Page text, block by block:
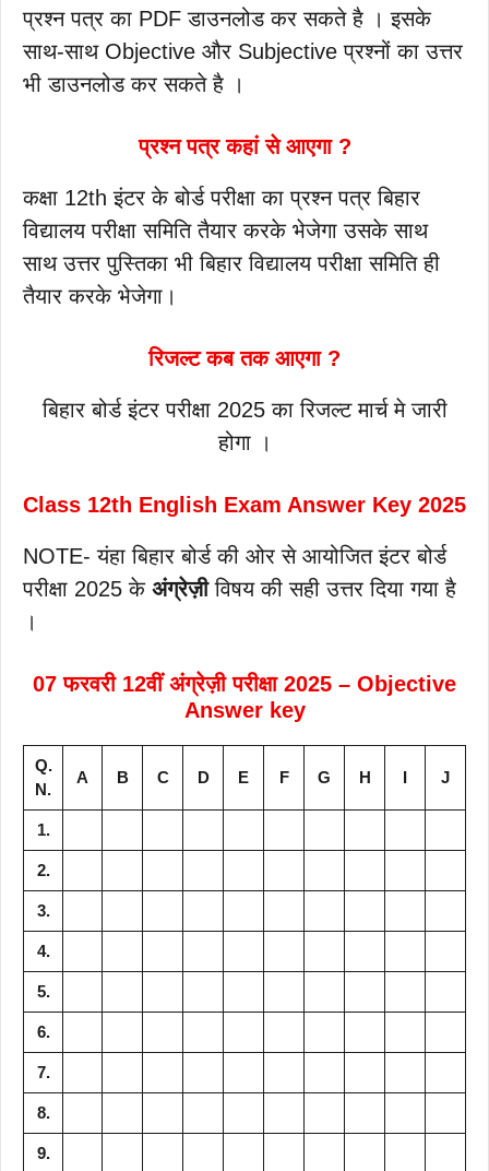
प्रश्न पत्र का PDF डाउनलोड कर सकते है । इसके
साथ-साथ Objective और Subjective प्रश्नों का उत्तर
भी डाउनलोड कर सकते है ।
प्रश्न पत्र कहां से आएगा ?
कक्षा 12th इंटर के बोर्ड परीक्षा का प्रश्न पत्र बिहार
विद्यालय परीक्षा समिति तैयार करके भेजेगा उसके साथ
साथ उत्तर पुस्तिका भी बिहार विद्यालय परीक्षा समिति ही
तैयार करके भेजेगा।
रिजल्ट कब तक आएगा ?
बिहार बोर्ड इंटर परीक्षा 2025 का रिजल्ट मार्च मे जारी
होगा ।
Class 12th English Exam Answer Key 2025
NOTE- यंहा बिहार बोर्ड की ओर से आयोजित इंटर बोर्ड
परीक्षा 2025 के अंग्रेज़ीविषय की सही उत्तर दिया गया है
।
07 फरवरी 12वीं अंग्रेज़ी परीक्षा 2025 – Objective
Answer key
Q.
N.
A B C D E F G H I J
1.
2.
3.
4.
5.
6.
7.
8.
9.